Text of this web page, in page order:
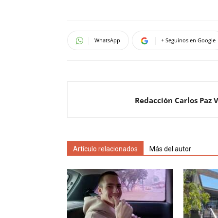
WhatsApp + Seguinos en Google
Redacción Carlos Paz
Artículo relacionados Más del autor